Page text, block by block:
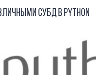
СУБД в Python